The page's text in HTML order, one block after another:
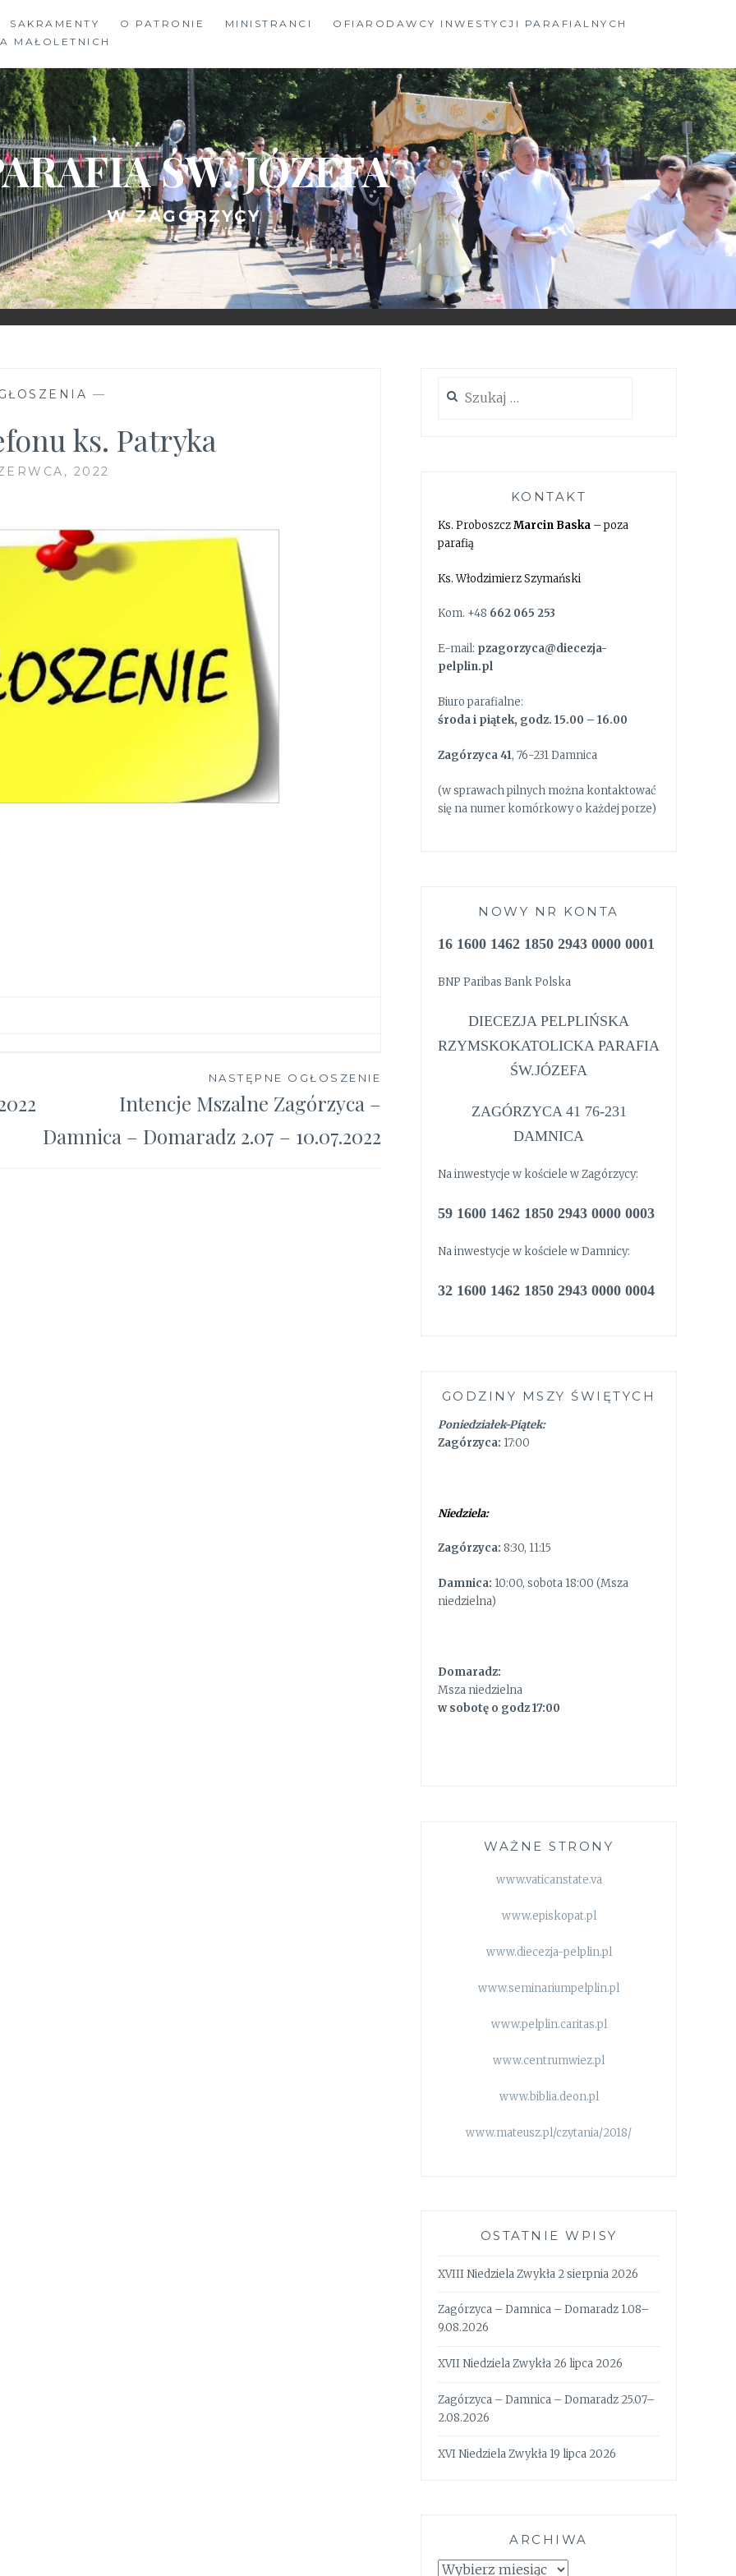
SAKRAMENTY O PATRONIE MINISTRANCI
OFIARODAWCY INWESTYCJI PARAFIALNYCH
MAŁOLETNICH
ŚW. JÓZEFA
W ZAGÓRZYCY
—
ks. Patryka
2022
NASTĘPNE OGŁOSZENIE
Intencje Mszalne Zagórzyca –
Damnica – Domaradz 2.07 – 10.07.2022
KONTAKT
Ks. ProboszczMarcin Baska – poza
parafią
Ks. Włodzimierz Szymański
Kom. +48 662 065 253
E-mail: pzagorzyca@diecezja-
pelplin.pl
Biuro parafialne:
środa i piątek, godz. 15.00 – 16.00
Zagórzyca 41, 76-231 Damnica
(w sprawach pilnych można kontaktować
się na numer komórkowy o każdej porze)
NOWY NR KONTA
16 1600 1462 1850 2943 0000 0001
BNP Paribas Bank Polska
DIECEZJA PELPLIŃSKA
RZYMSKOKATOLICKA PARAFIA
ŚW.JÓZEFA
ZAGÓRZYCA 41 76-231
DAMNICA
Na inwestycje w kościele w Zagórzycy:
59 1600 1462 1850 2943 0000 0003
Na inwestycje w kościele w Damnicy:
32 1600 1462 1850 2943 0000 0004
GODZINY MSZY ŚWIĘTYCH
Poniedziałek-Piątek:
Zagórzyca: 17:00
Niedziela:
Zagórzyca: 8:30, 11:15
Damnica: 10:00, sobota 18:00 (Msza
niedzielna)
Domaradz:
Msza niedzielna
w sobotę o godz 17:00
WAŻNE STRONY
www.vaticanstate.va
www.episkopat.pl
www.diecezja-pelplin.pl
www.seminariumpelplin.pl
www.pelplin.caritas.pl
www.centrumwiez.pl
www.biblia.deon.pl
www.mateusz.pl/czytania/2018/
OSTATNIE WPISY
XVIII Niedziela Zwykła 2 sierpnia 2026
Zagórzyca – Damnica – Domaradz 1.08–
9.08.2026
XVII Niedziela Zwykła 26 lipca 2026
Zagórzyca – Damnica – Domaradz 25.07–
2.08.2026
XVI Niedziela Zwykła 19 lipca 2026
ARCHIWA
Archiwa